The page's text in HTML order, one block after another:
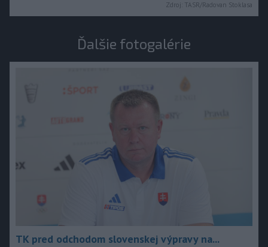
Zdroj: TASR/Radovan Stoklasa
Ďalšie fotogalérie
TK pred odchodom slovenskej výpravy na...